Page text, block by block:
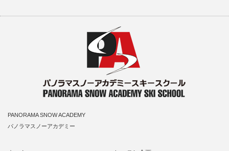
PANORAMA SNOW ACADEMY
パノラマスノーアカデミー